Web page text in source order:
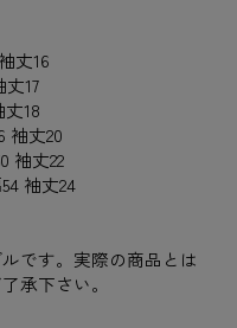
丈16
17
18
袖丈20
袖丈22
袖丈24
です。実際の商品とは
承下さい。